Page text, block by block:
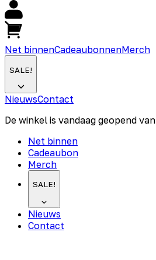
Net binnenCadeaubonnenMerch
SALE!
NieuwsContact
De winkel is vandaag geopend van
Net binnen
Cadeaubon
Merch
SALE!
Nieuws
Contact